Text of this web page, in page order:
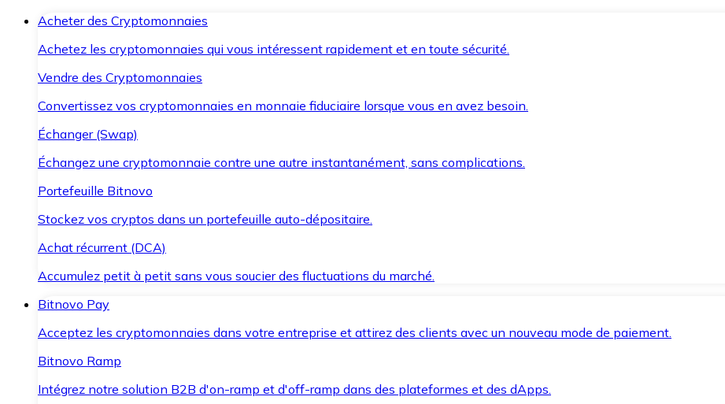
Acheter des Cryptomonnaies
Achetez les cryptomonnaies qui vous intéressent rapidement et en toute sécurité.
Vendre des Cryptomonnaies
Convertissez vos cryptomonnaies en monnaie fiduciaire lorsque vous en avez besoin.
Échanger (Swap)
Échangez une cryptomonnaie contre une autre instantanément, sans complications.
Portefeuille Bitnovo
Stockez vos cryptos dans un portefeuille auto-dépositaire.
Achat récurrent (DCA)
Accumulez petit à petit sans vous soucier des fluctuations du marché.
Bitnovo Pay
Acceptez les cryptomonnaies dans votre entreprise et attirez des clients avec un nouveau mode de paiement.
Bitnovo Ramp
Intégrez notre solution B2B d'on-ramp et d'off-ramp dans des plateformes et des dApps.